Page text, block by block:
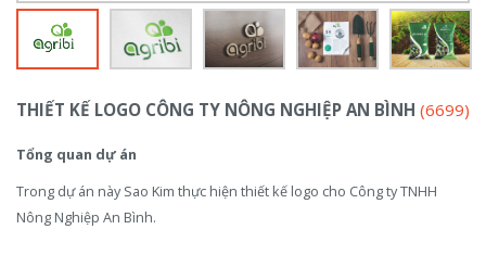
THIẾT KẾ LOGO CÔNG TY NÔNG NGHIỆP AN BÌNH (6699)
Tổng quan dự án
Trong dự án này Sao Kim thực hiện thiết kế logo cho Công ty TNHH
Nông Nghiệp An Bình.